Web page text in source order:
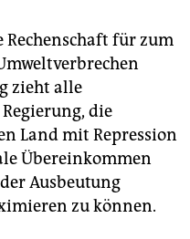
Rechenschaft für zum
zieht alle
die
Land mit Repression
Übereinkommen
Ausbeutung
zu können.